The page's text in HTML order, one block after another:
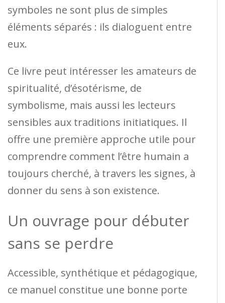
symboles ne sont plus de simples
éléments séparés : ils dialoguent entre
eux.
Ce livre peut intéresser les amateurs de
spiritualité, d’ésotérisme, de
symbolisme, mais aussi les lecteurs
sensibles aux traditions initiatiques. Il
offre une première approche utile pour
comprendre comment l’être humain a
toujours cherché, à travers les signes, à
donner du sens à son existence.
Un ouvrage pour débuter
sans se perdre
Accessible, synthétique et pédagogique,
ce manuel constitue une bonne porte